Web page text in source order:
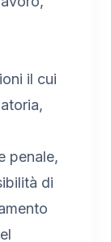
il cui
penale,
di